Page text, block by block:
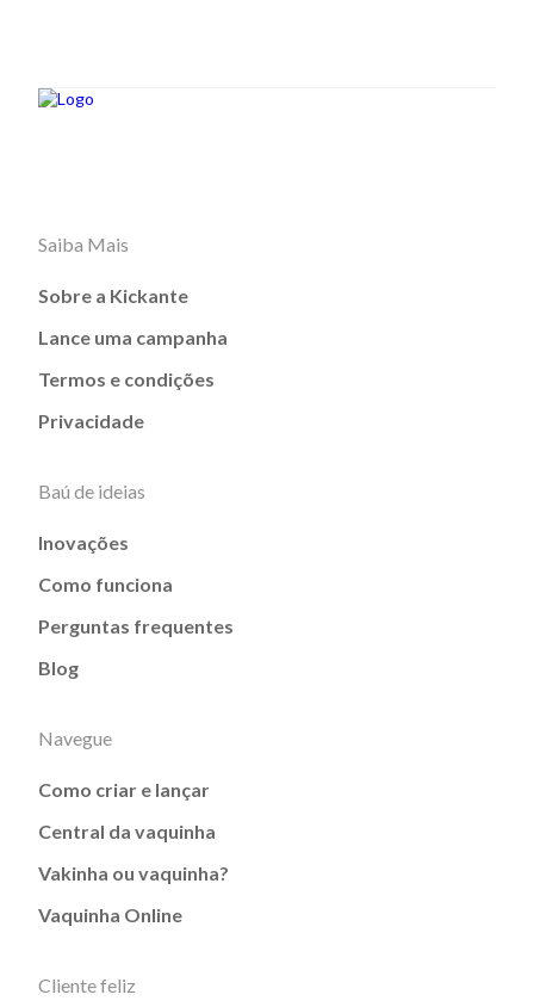
Saiba Mais
Sobre a Kickante
Lance uma campanha
Termos e condições
Privacidade
Baú de ideias
Inovações
Como funciona
Perguntas frequentes
Blog
Navegue
Como criar e lançar
Central da vaquinha
Vakinha ou vaquinha?
Vaquinha Online
Cliente feliz